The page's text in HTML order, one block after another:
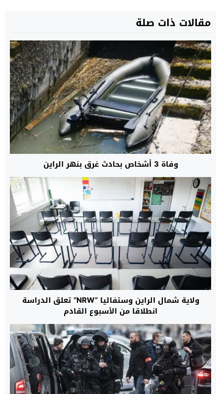
مقالات ذات صلة
وفاة 3 أشخاص بحادث غرق بنهر الراين
ولاية شمال الراين وستفاليا “NRW“ تعلق الدراسة
انطلاقا من الأسبوع القادم